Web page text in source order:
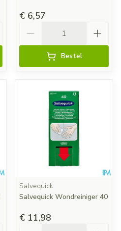
€ 6,57
Bestel
Salvequick
Salvequick Wondreiniger 40
€ 11,98